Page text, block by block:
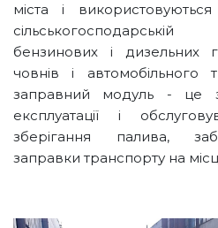
міста і
бензинових і дизельних
човнів і автомобільного
заправний модуль - це
експлуатації і
зберігання палива,
заправки транспорту на